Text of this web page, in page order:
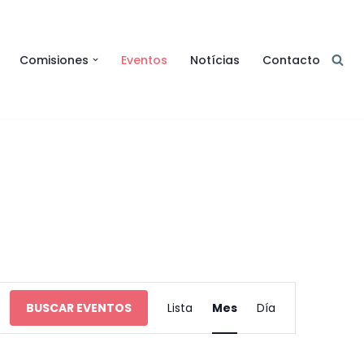
Comisiones Eventos Notícias Contacto
BUSCAR EVENTOS
Navegación
de
Lista Mes Día